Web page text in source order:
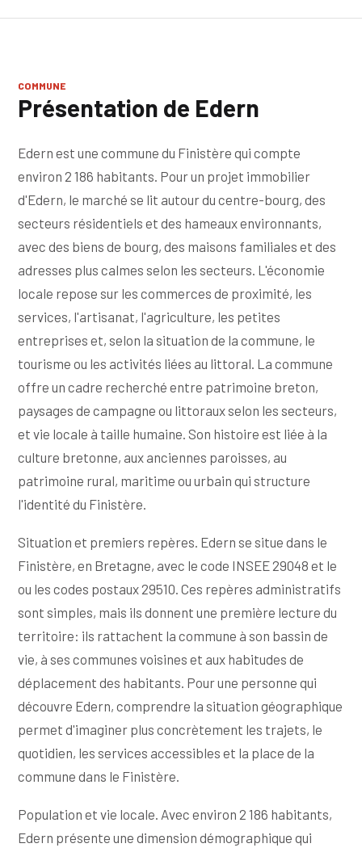
COMMUNE
Présentation de Edern
Edern est une commune du Finistère qui compte
environ 2 186 habitants. Pour un projet immobilier
d'Edern, le marché se lit autour du centre-bourg, des
secteurs résidentiels et des hameaux environnants,
avec des biens de bourg, des maisons familiales et des
adresses plus calmes selon les secteurs. L'économie
locale repose sur les commerces de proximité, les
services, l'artisanat, l'agriculture, les petites
entreprises et, selon la situation de la commune, le
tourisme ou les activités liées au littoral. La commune
offre un cadre recherché entre patrimoine breton,
paysages de campagne ou littoraux selon les secteurs,
et vie locale à taille humaine. Son histoire est liée à la
culture bretonne, aux anciennes paroisses, au
patrimoine rural, maritime ou urbain qui structure
l'identité du Finistère.
Situation et premiers repères. Edern se situe dans le
Finistère, en Bretagne, avec le code INSEE 29048 et le
ou les codes postaux 29510. Ces repères administratifs
sont simples, mais ils donnent une première lecture du
territoire: ils rattachent la commune à son bassin de
vie, à ses communes voisines et aux habitudes de
déplacement des habitants. Pour une personne qui
découvre Edern, comprendre la situation géographique
permet d'imaginer plus concrètement les trajets, le
quotidien, les services accessibles et la place de la
commune dans le Finistère.
Population et vie locale. Avec environ 2 186 habitants,
Edern présente une dimension démographique qui